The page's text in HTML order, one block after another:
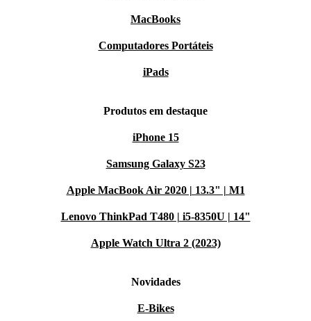
MacBooks
Computadores Portáteis
iPads
Produtos em destaque
iPhone 15
Samsung Galaxy S23
Apple MacBook Air 2020 | 13.3" | M1
Lenovo ThinkPad T480 | i5-8350U | 14"
Apple Watch Ultra 2 (2023)
Novidades
E-Bikes